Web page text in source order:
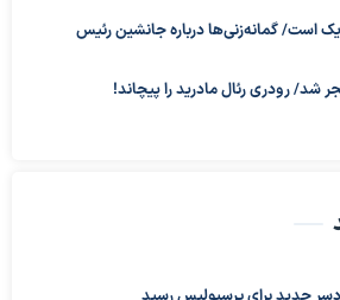
است/ گمانه‌زنی‌ها درباره جانشین رئیس
شد/ رودری رئال مادرید را پیچاند!